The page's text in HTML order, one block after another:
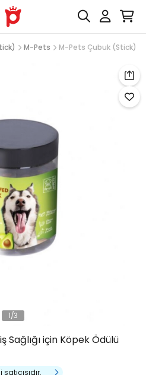
M-Pets M-Pets Çubuk (Stick)
1/3
Sağlığı için Köpek Ödülü